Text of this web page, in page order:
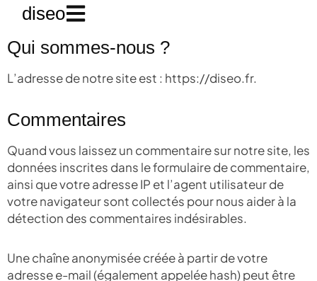
diseo
Qui sommes-nous ?
L’adresse de notre site est : https://diseo.fr.
Commentaires
Quand vous laissez un commentaire sur notre site, les
données inscrites dans le formulaire de commentaire,
ainsi que votre adresse IP et l’agent utilisateur de
votre navigateur sont collectés pour nous aider à la
détection des commentaires indésirables.
Une chaîne anonymisée créée à partir de votre
adresse e-mail (également appelée hash) peut être